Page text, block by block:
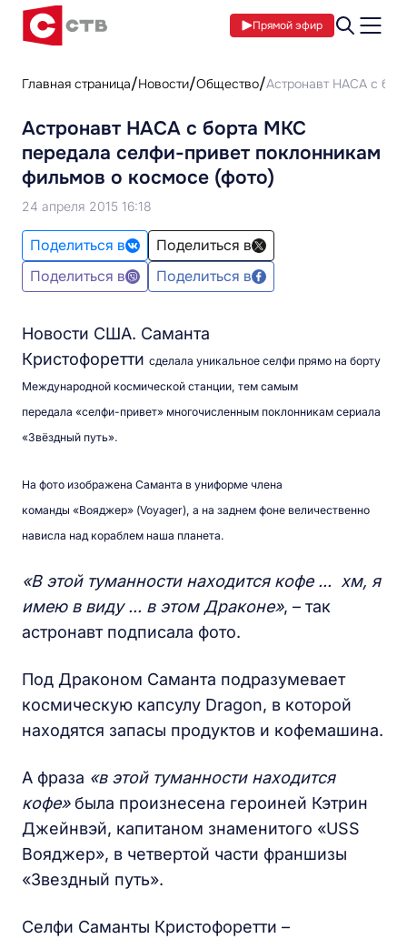
Прямой эфир
Главная страница Новости Общество Астронавт НАСА с
Астронавт НАСА с борта МКС
передала селфи-привет поклонникам
фильмов о космосе (фото)
24 апреля 2015 16:18
Поделиться в
Поделиться в
Поделиться в
Поделиться в
Новости США. Саманта
Кристофоретти сделала уникальное селфи прямо на борту
Международной космической станции, тем самым
передала «селфи-привет» многочисленным поклонникам сериала
«Звёздный путь».
На фото изображена Саманта в униформе члена
команды «Вояджер» (Voyager), а на заднем фоне величественно
нависла над кораблем наша планета.
«В этой туманности находится кофе ... хм, я
имею в виду ... в этом Драконе», – так
астронавт подписала фото.
Под Драконом Саманта подразумевает
космическую капсулу Dragon, в которой
находятся запасы продуктов и кофемашина.
А фраза «в этой туманности находится
кофе»была произнесена героиней Кэтрин
Джейнвэй, капитаном знаменитого «USS
Вояджер», в четвертой части франшизы
«Звездный путь».
Селфи Саманты Кристофоретти –